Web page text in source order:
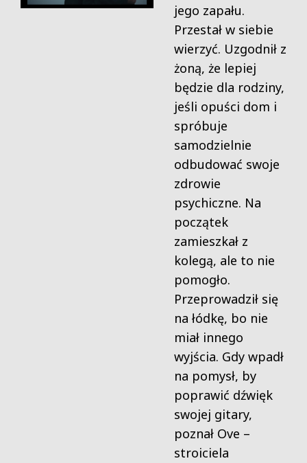
jego zapału.
Przestał w siebie
wierzyć. Uzgodnił z
żoną, że lepiej
będzie dla rodziny,
jeśli opuści dom i
spróbuje
samodzielnie
odbudować swoje
zdrowie
psychiczne. Na
początek
zamieszkał z
kolegą, ale to nie
pomogło.
Przeprowadził się
na łódkę, bo nie
miał innego
wyjścia. Gdy wpadł
na pomysł, by
poprawić dźwięk
swojej gitary,
poznał Ove –
stroiciela